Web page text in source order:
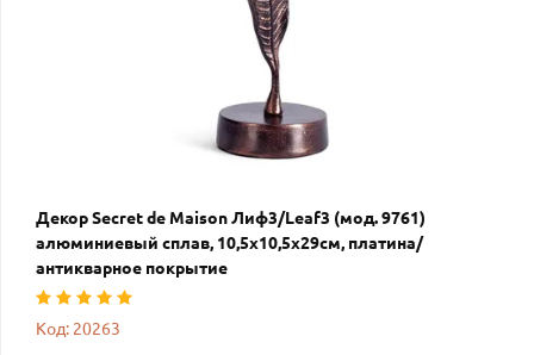
Декор Secret de Maison Лиф3/Leaf3 (мод. 9761)
алюминиевый сплав, 10,5х10,5х29см, платина/
антикварное покрытие
Код: 20263